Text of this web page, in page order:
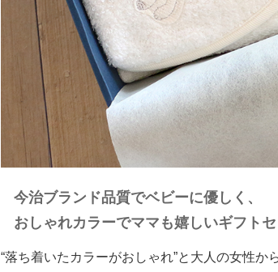
今治ブランド品質でベビーに優しく、
おしゃれカラーでママも嬉しいギフトセ
“落ち着いたカラーがおしゃれ”と大人の女性か